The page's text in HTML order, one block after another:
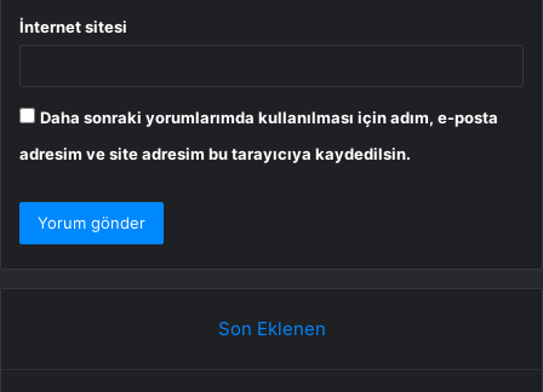
İnternet sitesi
Daha sonraki yorumlarımda kullanılması için adım, e-posta
adresim ve site adresim bu tarayıcıya kaydedilsin.
Son Eklenen